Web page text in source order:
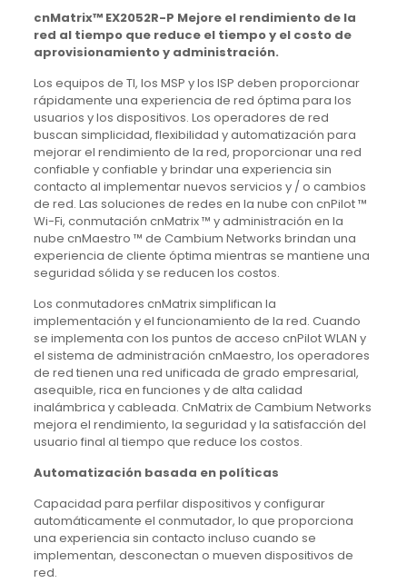
cnMatrix™ EX2052R-P Mejore el rendimiento de la
red al tiempo que reduce el tiempo y el costo de
aprovisionamiento y administración.
Los equipos de TI, los MSP y los ISP deben proporcionar
rápidamente una experiencia de red óptima para los
usuarios y los dispositivos. Los operadores de red
buscan simplicidad, flexibilidad y automatización para
mejorar el rendimiento de la red, proporcionar una red
confiable y confiable y brindar una experiencia sin
contacto al implementar nuevos servicios y / o cambios
de red. Las soluciones de redes en la nube con cnPilot ™
Wi-Fi, conmutación cnMatrix ™ y administración en la
nube cnMaestro ™ de Cambium Networks brindan una
experiencia de cliente óptima mientras se mantiene una
seguridad sólida y se reducen los costos.
Los conmutadores cnMatrix simplifican la
implementación y el funcionamiento de la red. Cuando
se implementa con los puntos de acceso cnPilot WLAN y
el sistema de administración cnMaestro, los operadores
de red tienen una red unificada de grado empresarial,
asequible, rica en funciones y de alta calidad
inalámbrica y cableada. CnMatrix de Cambium Networks
mejora el rendimiento, la seguridad y la satisfacción del
usuario final al tiempo que reduce los costos.
Automatización basada en políticas
Capacidad para perfilar dispositivos y configurar
automáticamente el conmutador, lo que proporciona
una experiencia sin contacto incluso cuando se
implementan, desconectan o mueven dispositivos de
red.